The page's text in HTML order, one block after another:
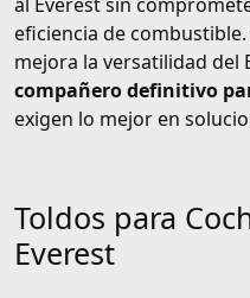
eficiencia de
mejora la versatilidad del
compañero definitivo
exigen lo mejor en
Toldos para
Everest